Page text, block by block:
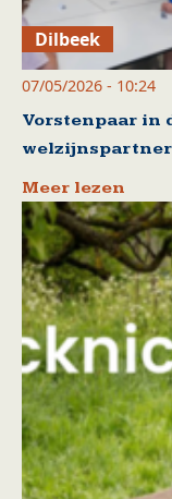
Dilbeek
07/05/2026 - 10:24
Vorstenpaar in
Meer lezen